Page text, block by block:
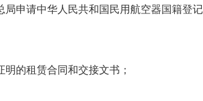
请中华人民共和国民用航空器国籍登
的租赁合同和交接文书；